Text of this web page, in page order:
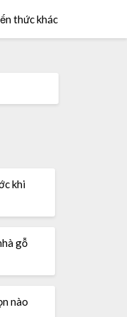
thức khác
khi
gỗ
nào